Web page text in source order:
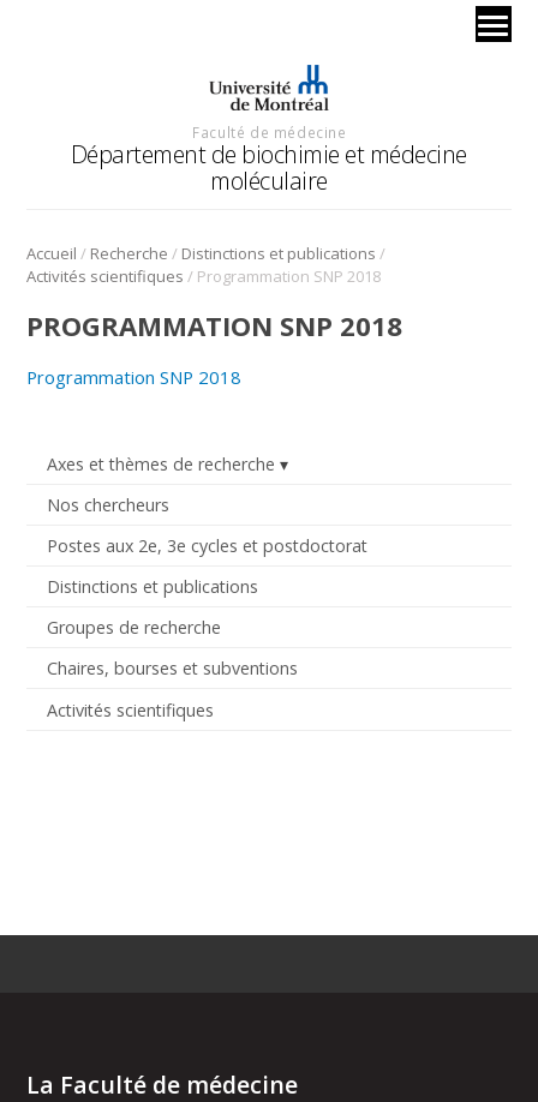
Faculté de médecine
Département de biochimie et médecine
moléculaire
Accueil / Recherche / Distinctions et publications /
Activités scientifiques / Programmation SNP 2018
Axes et thèmes de recherche
Nos chercheurs
Postes aux 2e, 3e cycles et postdoctorat
Distinctions et publications
Groupes de recherche
Chaires, bourses et subventions
Activités scientifiques
PROGRAMMATION SNP 2018
Programmation SNP 2018
La Faculté de médecine